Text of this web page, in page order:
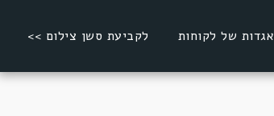
אגדות של לקוחות לקביעת סשן צילום >>